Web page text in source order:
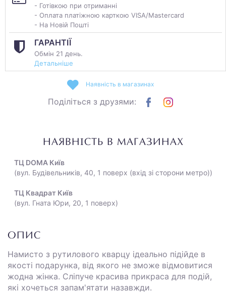
- Готівкою при отриманні
- Оплата платіжною карткою VISA/Mastercard
- На Новій Пошті
ГАРАНТІЇ
Обмін 21 день.
Детальніше
Наявність в магазинах
Поділіться з друзями:
НАЯВНІСТЬ В МАГАЗИНАХ
ТЦ DOMA Київ
(вул. Будівельників, 40, 1 поверх (вхід зі сторони метро))
ТЦ Квадрат Київ
(вул. Гната Юри, 20, 1 поверх)
ОПИС
Намисто з рутилового кварцу ідеально підійде в
якості подарунка, від якого не зможе відмовитися
жодна жінка. Сліпуче красива прикраса для подій,
які хочеться запам'ятати назавжди.